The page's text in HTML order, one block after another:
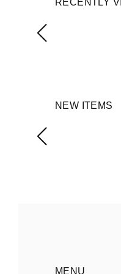
NEW ITEMS
MENU